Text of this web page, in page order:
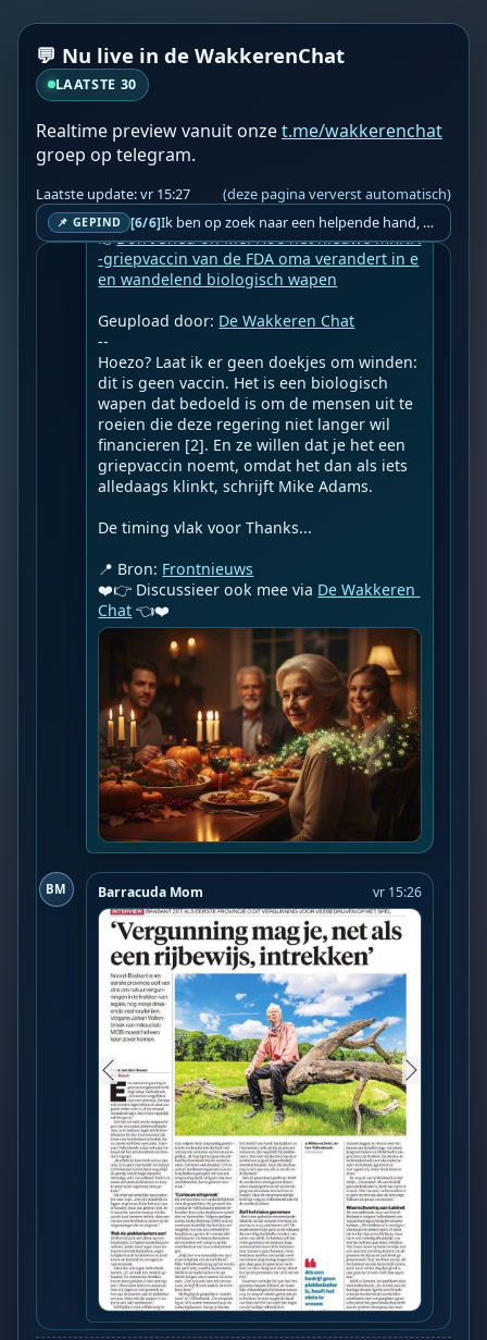
💬 Nu live in de WakkerenChat
LAATSTE 30
Realtime preview vanuit onzet.me/wakkerenchat
groep op telegram.
Laatste update: vr 15:27 (deze pagina ververst automatisch)
📌 GEPIND [6/6] Ik ben op zoek naar een helpende hand, een menselijk oog, een admin die helpt met controleren of de chat wel correct word gemodereerd word door NoMoSpam. 98% gaat automatisch goed, toch ik dit nooit helemaal loslaten en moet er altijd een mens mee blijven opletten bij elke beslissing die gemaakt word. Waar bestaan de werkzaamheden uit? Mee kijken in admin log kanaal naar alle drugs/porno/scams die voorbij komen en in het geval van een randgevalletje, ingrijpen en b.v. een verwijderd maar wel toegestaan bericht terug plaatsen met een druk op de knop. tsja zo banaal en simpel is het gesteld.. Word je hier blij van? Nee. Strookt het je ego? Nee. Word je er beter van? Nee. Kost het veel tijd? Totaal niet, consistentie en regelmaat is belangrijker dan 'er even voor kunnen gaan zitten'.. het werk is in een paar seconden gepiept.. je checkt puur of AI de juiste beslissing heeft gemaakt.. …
WF Wakkere Fabels BOT vr 15:12
☀️Frontnieuws☀️
👉Don’t Shed on Me: Hoe het nieuwe mRNA
-griepvaccin van de FDA oma verandert in e
en wandelend biologisch wapen
Geupload door: De Wakkeren Chat
--
Hoezo? Laat ik er geen doekjes om winden:
dit is geen vaccin. Het is een biologisch
wapen dat bedoeld is om de mensen uit te
roeien die deze regering niet langer wil
financieren [2]. En ze willen dat je het een
griepvaccin noemt, omdat het dan als iets
alledaags klinkt, schrijft Mike Adams.
De timing vlak voor Thanks...
📍 Bron: Frontnieuws
❤️👉 Discussieer ook mee via De Wakkeren
Chat 👈❤️
BM Barracuda Mom vr 15:26